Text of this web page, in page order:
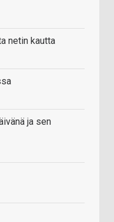
netin kautta
ja sen